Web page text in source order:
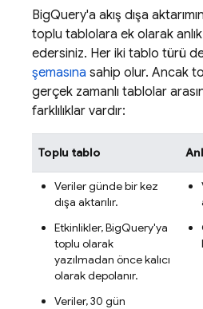
BigQuery'a akış dışa
toplu tablolara ek olarak
edersiniz. Her iki tablo türü de
şemasına sahip olur. Ancak
gerçek zamanlı tablolar
farklılıklar vardır:
Toplu tablo
Veriler günde bir kez
dışa aktarılır.
Etkinlikler,BigQuery'ya
toplu olarak
yazılmadan önce kalıcı
olarak depolanır.
Veriler, 30 gün